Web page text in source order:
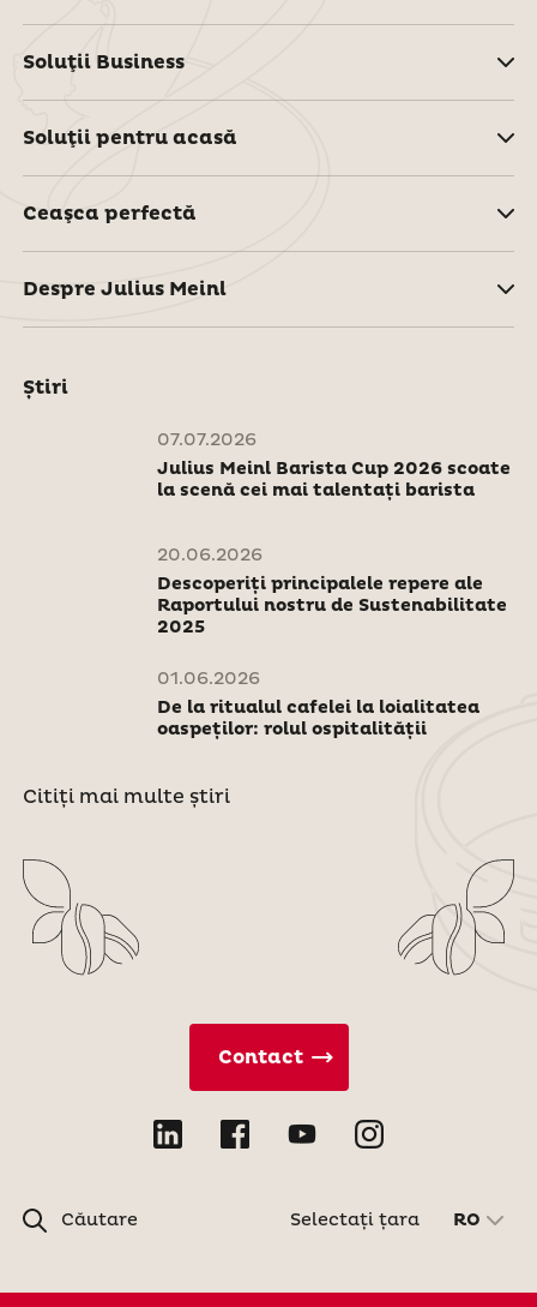
Soluţii Business
Soluţii pentru acasă
Ceaşca perfectă
Despre Julius Meinl
Știri
07.07.2026
Julius Meinl Barista Cup 2026 scoate
la scenă cei mai talentați barista
20.06.2026
Descoperiți principalele repere ale
Raportului nostru de Sustenabilitate
2025
01.06.2026
De la ritualul cafelei la loialitatea
oaspeților: rolul ospitalității
Citiți mai multe știri
Căutare
Contact
Selectați țara RO